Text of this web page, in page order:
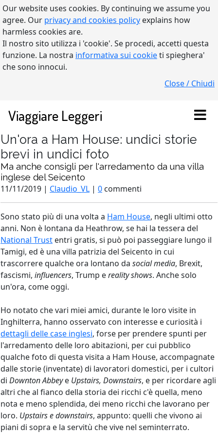
Our website uses cookies. By continuing we assume you
agree. Our privacy and cookies policy explains how
harmless cookies are.
Il nostro sito utilizza i 'cookie'. Se procedi, accetti questa
funzione. La nostra informativa sui cookieti spieghera'
che sono innocui.
Close / Chiudi
Viaggiare Leggeri
Un'ora a Ham House: undici storie
brevi in undici foto
Ma anche consigli per l'arredamento da una villa
inglese del Seicento
11/11/2019 | Claudio_VL | 0 commenti
Sono stato più di una volta a Ham House, negli ultimi otto
anni. Non è lontana da Heathrow, se hai la tessera del
National Trust entri gratis, si può poi passeggiare lungo il
Tamigi, ed è una villa patrizia del Seicento in cui
trascorrere qualche ora lontano da social media, Brexit,
fascismi, influencers, Trump ereality shows. Anche solo
un'ora, come oggi.
Ho notato che vari miei amici, durante le loro visite in
Inghilterra, hanno osservato con interesse e curiosità i
dettagli delle case inglesi, forse per prendere spunti per
l'arredamento delle loro abitazioni, per cui pubblico
qualche foto di questa visita a Ham House, accompagnate
dalle storie (inventate) di lavoratori domestici, per i cultori
di Downton Abbeye Upstairs, Downstairs, e per ricordare agli
altri che al fianco della storia dei ricchi c'è quella, meno
nota e meno splendida, dei meno ricchi che lavorano per
loro. Upstairs e downstairs, appunto: quelli che vivono ai
piani di sopra e la servitù che vive nel seminterrato.